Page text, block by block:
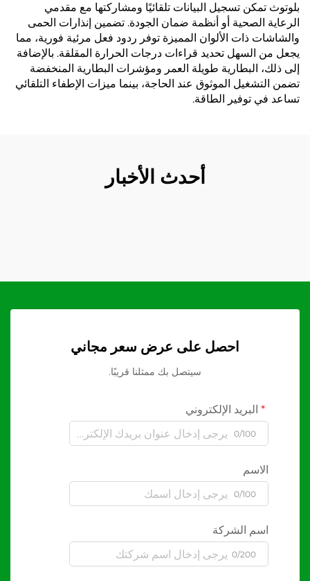
بلوتوث تمكن تسجيل البيانات تلقائيًا ومشاركتها مع مقدمي
الرعاية الصحية أو أنظمة ضمان الجودة. تضمين إنذارات الحمى
والشاشات ذات الألوان المميزة توفر ردود فعل مرئية فورية، مما
يجعل من السهل تحديد قراءات درجات الحرارة المقلقة. بالإضافة
إلى ذلك، البطارية طويلة العمر ومؤشرات البطارية المنخفضة
تضمن التشغيل الموثوق عند الحاجة، بينما ميزات الإطفاء التلقائي
تساعد في توفير الطاقة.
أحدث الأخبار
احصل على عرض سعر مجاني
سيتصل بك ممثلنا قريبًا.
البريد الإلكتروني
0/100
الاسم
0/100
اسم الشركة
0/200